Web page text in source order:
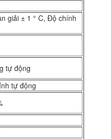
giải ± 1 ° C, Độ chính
tự động
tự động